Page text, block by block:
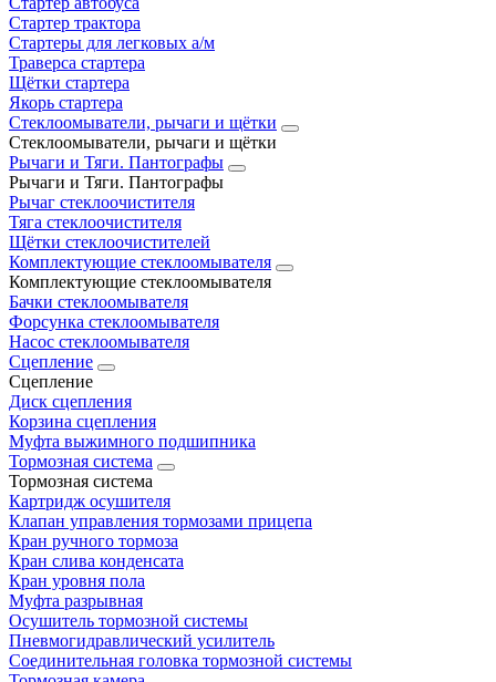
Стартер трактора
Стартеры для легковых а/м
Траверса стартера
Щётки стартера
Якорь стартера
Стеклоомыватели, рычаги и щётки
Стеклоомыватели, рычаги и щётки
Рычаги и Тяги. Пантографы
Рычаги и Тяги. Пантографы
Рычаг стеклоочистителя
Тяга стеклоочистителя
Щётки стеклоочистителей
Комплектующие стеклоомывателя
Комплектующие стеклоомывателя
Бачки стеклоомывателя
Форсунка стеклоомывателя
Насос стеклоомывателя
Сцепление
Сцепление
Диск сцепления
Корзина сцепления
Муфта выжимного подшипника
Тормозная система
Тормозная система
Картридж осушителя
Клапан управления тормозами прицепа
Кран ручного тормоза
Кран слива конденсата
Кран уровня пола
Муфта разрывная
Осушитель тормозной системы
Пневмогидравлический усилитель
Соединительная головка тормозной системы